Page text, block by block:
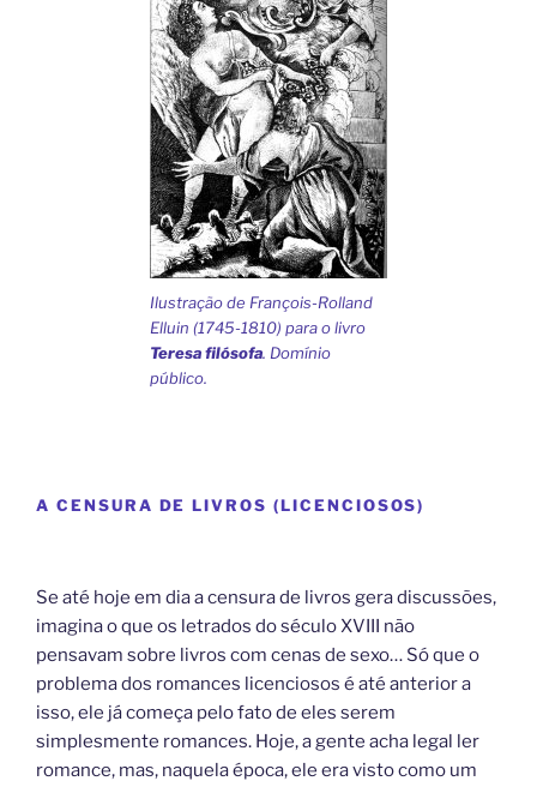
Ilustração de François-Rolland
Elluin (1745-1810) para o livro
Teresa filósofa. Domínio
público.
A CENSURA DE LIVROS (LICENCIOSOS)
Se até hoje em dia a censura de livros gera discussões,
imagina o que os letrados do século XVIII não
pensavam sobre livros com cenas de sexo… Só que o
problema dos romances licenciosos é até anterior a
isso, ele já começa pelo fato de eles serem
simplesmente romances. Hoje, a gente acha legal ler
romance, mas, naquela época, ele era visto como um